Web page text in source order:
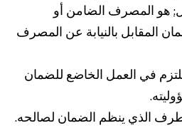
هو المصرف الضامن أو
المقابل بالنيابة عن المصرف
في العمل الخاضع للضمان
الذي ينظم الضمان لصالحه.